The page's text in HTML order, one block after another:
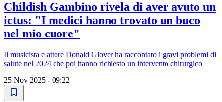
Childish Gambino rivela di aver avuto un
ictus: "I medici hanno trovato un buco
nel mio cuore"
Il musicista e attore Donald Glover ha raccontato i gravi problemi di
salute nel 2024 che poi hanno richiesto un intervento chirurgico
25 Nov 2025 - 09:22